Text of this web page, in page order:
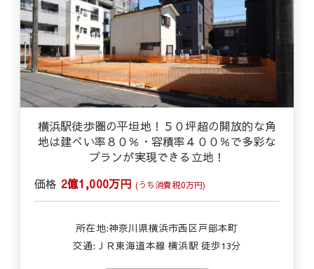
横浜駅徒歩圏の平坦地！５０坪超の開放的な角
地は建ぺい率８０％・容積率４００％で多彩な
プランが実現できる立地！
価格 2億1,000万円 (うち消費税0万円)
所在地:神奈川県横浜市西区戸部本町
交通:ＪＲ東海道本線 横浜駅 徒歩13分